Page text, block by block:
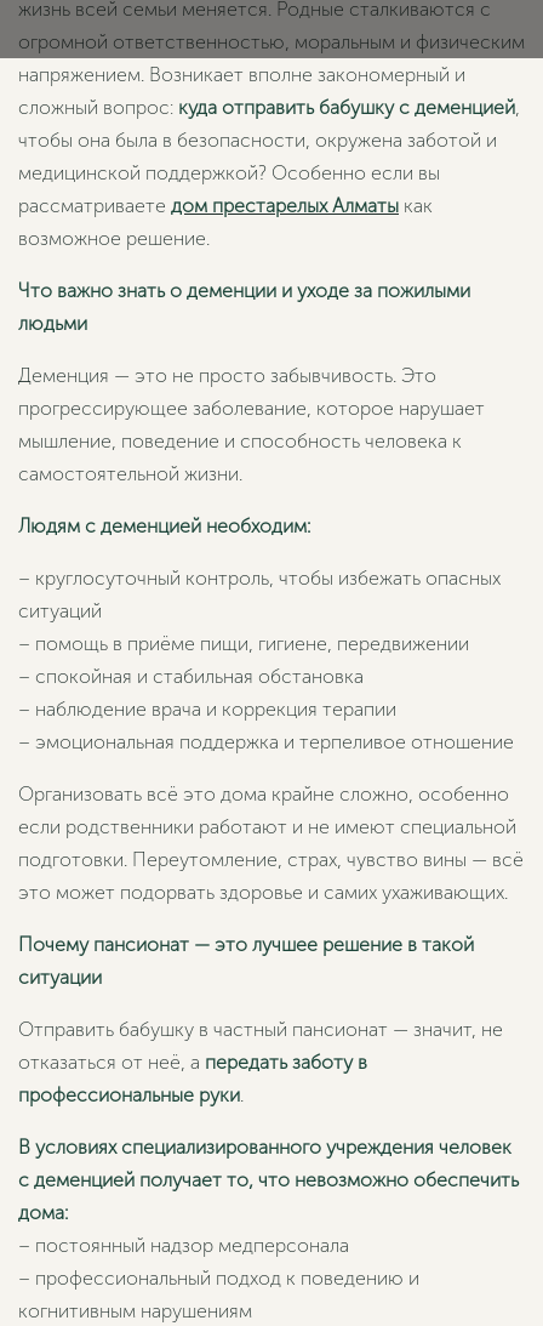
жизнь всей семьи меняется. Родные сталкиваются с
огромной ответственностью, моральным и физическим
напряжением. Возникает вполне закономерный и
сложный вопрос: куда отправить бабушку с деменцией
чтобы она была в безопасности, окружена заботой и
медицинской поддержкой? Особенно если вы
рассматриваете дом престарелых Алматы как
возможное решение.
Что важно знать о деменции и уходе за пожилыми
людьми
Деменция — это не просто забывчивость. Это
прогрессирующее заболевание, которое нарушает
мышление, поведение и способность человека к
самостоятельной жизни.
Людям с деменцией необходим:
– круглосуточный контроль, чтобы избежать опасных
ситуаций
– помощь в приёме пищи, гигиене, передвижении
– спокойная и стабильная обстановка
– наблюдение врача и коррекция терапии
– эмоциональная поддержка и терпеливое отношение
Организовать всё это дома крайне сложно, особенно
если родственники работают и не имеют специальной
подготовки. Переутомление, страх, чувство вины — всё
это может подорвать здоровье и самих ухаживающих.
Почему пансионат — это лучшее решение в такой
ситуации
Отправить бабушку в частный пансионат — значит, не
отказаться от неё, а передать заботу в
профессиональные руки
В условиях специализированного учреждения человек
с деменцией получает то, что невозможно обеспечить
дома:
– постоянный надзор медперсонала
– профессиональный подход к поведению и
когнитивным нарушениям